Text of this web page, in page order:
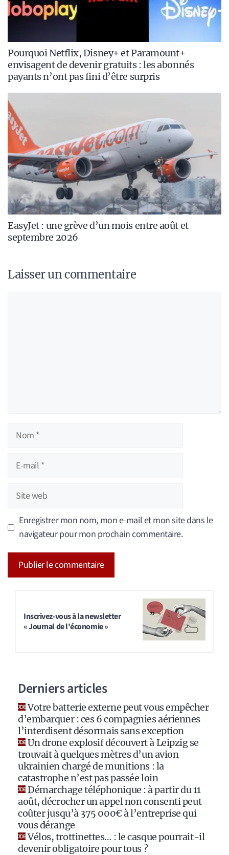
Pourquoi Netflix, Disney+ et Paramount+
envisagent de devenir gratuits : les abonnés
payants n’ont pas fini d’être surpris
EasyJet : une grève d’un mois entre août et
septembre 2026
Laisser un commentaire
Nom
Site
web
Enregistrer mon nom, mon e-mail et mon site dans le
navigateur pour mon prochain commentaire.
Inscrivez-vous à la newsletter
« Journal de l'économie »
Derniers articles
Votre batterie externe peut vous empêcher
d’embarquer : ces 6 compagnies aériennes
l’interdisent désormais sans exception
Un drone explosif découvert à Leipzig se
trouvait à quelques mètres d’un avion
ukrainien chargé de munitions : la
catastrophe n’est pas passée loin
Démarchage téléphonique : à partir du 11
août, décrocher un appel non consenti peut
coûter jusqu’à 375 000€ à l’entreprise qui
vous dérange
Vélos, trottinettes… : le casque pourrait-il
devenir obligatoire pour tous ?